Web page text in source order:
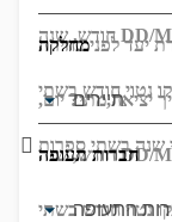
DD/
נטוי חודש בשתי
שנה בשתי ספרות
יעד לפני בחירת
יציאה,מתי? יום,
חודש, שנהDD/
נטוי חודש בשתי
מחלקה
חברות תעופה